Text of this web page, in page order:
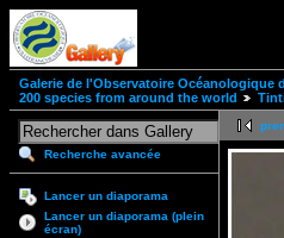
Galerie de l'Observatoire Océanologique
200 species from around the world
Recherche avancée
Lancer un diaporama
Lancer un diaporama (plein
écran)